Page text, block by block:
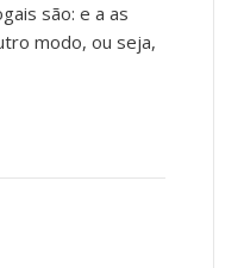
são: e a as
modo, ou seja,